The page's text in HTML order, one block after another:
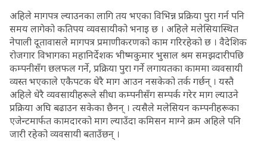
अहिले मागपत्र ल्याउनका लागि तय भएका विभिन्न प्रक्रिया पुरा गर्न पनि
समय लागेको कतिपय व्यवसायीको भनाइ छ । अहिले मलेसियास्थित
नेपाली दूतावासले मागपत्र प्रमाणीकरणको काम गरिरहेको छ । वैदेशिक
रोजगार विभागका महानिर्देशक भीष्मकुमार भुसाल श्रम समझदारीपछि
कम्पनीसँग छलफल गर्ने, प्रक्रिया पुरा गर्ने लगायतका काममा व्यवसायी
व्यस्त भएकाले एकैपटक धेरै माग आउन नसकेको तर्क गर्छन् । यस्तै
अहिले धेरै व्यवसायीहरूले सीधा कम्पनीसँग सम्पर्क गरेर माग ल्याउने
प्रक्रिया अघि बढाउन सकेका छैनन् । त्यसैले मलेसियन कम्पनीहरूका
एजेन्टमार्फत कामदारको माग ल्याउँदा कमिसन माग्ने क्रम अहिले पनि
जारी रहेको व्यवसायी बताउँछन् ।